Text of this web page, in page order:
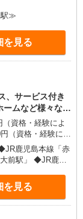
駅≫
を見る
、サービス付き
ームなど様々な勤
資格・経験によ
（資格・経験によ
。詳しくは面談時
別途全額支給 ※当
前駅」 ◆JR鹿児
を見る